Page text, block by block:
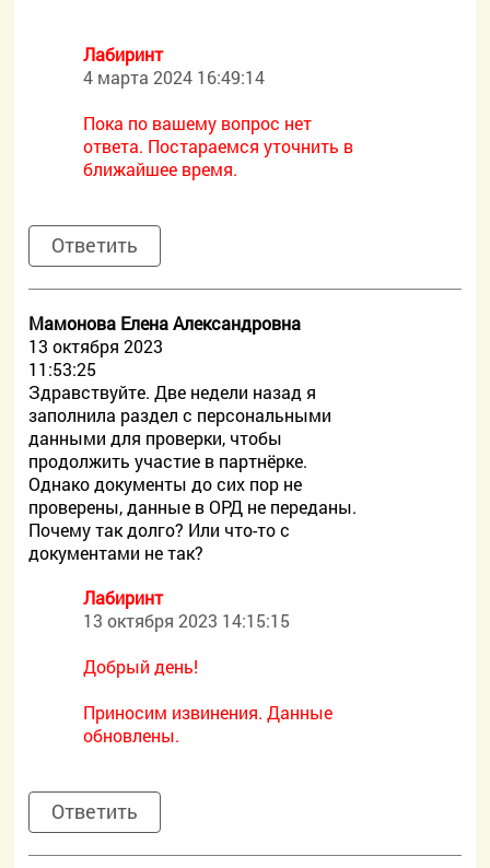
Лабиринт
4 марта 2024 16:49:14
Пока по вашему вопрос нет
ответа. Постараемся уточнить в
ближайшее время.
Ответить
Мамонова Елена Александровна
13 октября 2023
11:53:25
Здравствуйте. Две недели назад я
заполнила раздел с персональными
данными для проверки, чтобы
продолжить участие в партнёрке.
Однако документы до сих пор не
проверены, данные в ОРД не переданы.
Почему так долго? Или что-то с
документами не так?
Лабиринт
13 октября 2023 14:15:15
Добрый день!
Приносим извинения. Данные
обновлены.
Ответить